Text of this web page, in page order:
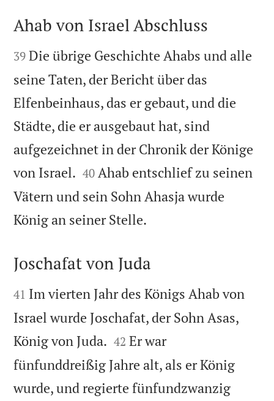

Ahab von Israel Abschluss

39 Die übrige Geschichte Ahabs und alle
seine Taten, der Bericht über das
Elfenbeinhaus, das er gebaut, und die
Städte, die er ausgebaut hat, sind
aufgezeichnet in der Chronik der Könige
von Israel. 

40 Ahab entschlief zu seinen
Vätern und sein Sohn Ahasja wurde
König an seiner Stelle.

Joschafat von Juda

41 Im vierten Jahr des Königs Ahab von
Israel wurde Joschafat, der Sohn Asas,
König von Juda. 

42 Er war
fünfunddreißig Jahre alt, als er König
wurde, und regierte fünfundzwanzig